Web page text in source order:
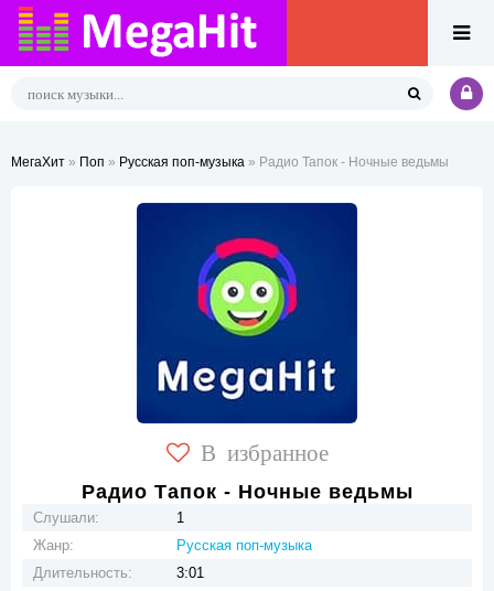
МегаХит » Поп » Русская поп-музыка » Радио Тапок - Ночные ведьмы
В избранное
Радио Тапок - Ночные ведьмы
Слушали:
1
Жанр:
Русская поп-музыка
Длительность:
3:01